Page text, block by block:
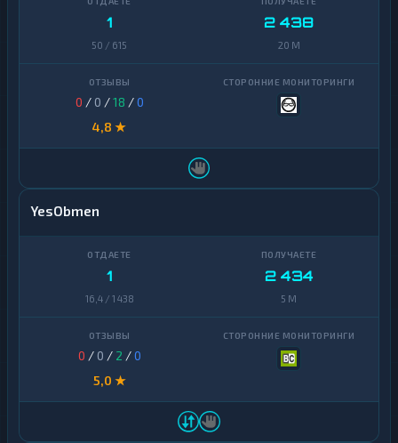
1
50 / 615
2 438
20 M
0 / 0 /18 /0
4,8 ★
YesObmen
1
16,4 / 1 438
2 434
5 M
0 / 0 / 2 /0
5,0 ★